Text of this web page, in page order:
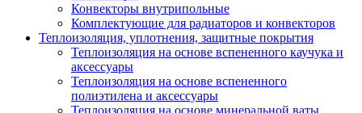
Конвекторы внутрипольные
Комплектующие для радиаторов и конвекторов
Теплоизоляция, уплотнения, защитные покрытия
Теплоизоляция на основе вспененного каучука и
аксессуары
Теплоизоляция на основе вспененного
полиэтилена и аксессуары
Теплоизоляция на основе минеральной ваты